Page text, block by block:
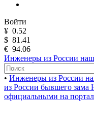
Войти
¥ 0.52
$ 81.41
€ 94.06
Инженеры из России
• Инженеры из России
из России бывшего зама
официальными на